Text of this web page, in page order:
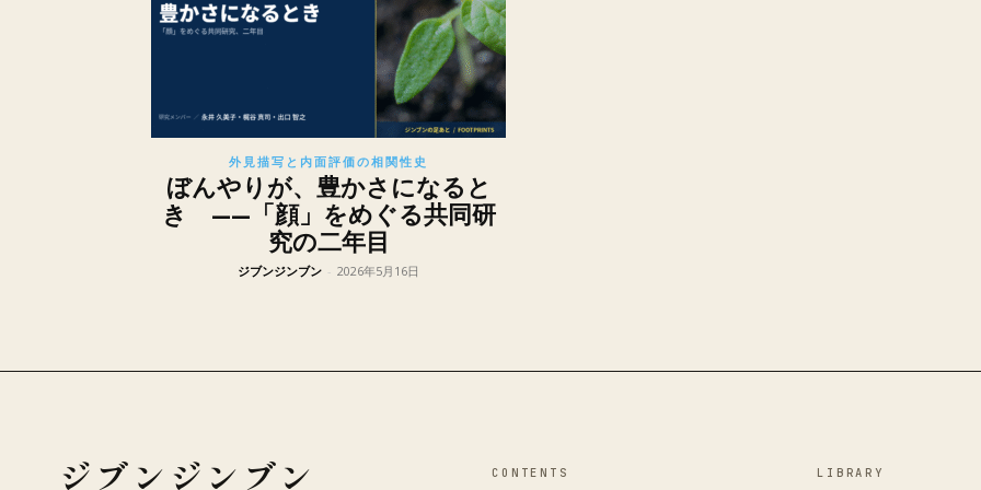
外見描写と内面評価の相関性史
ぼんやりが、豊かさになると
き ——「顔」をめぐる共同研
究の二年目
ジブンジンブン - 2026年5月16日
ジブンジンブン CONTENTS LIBRARY